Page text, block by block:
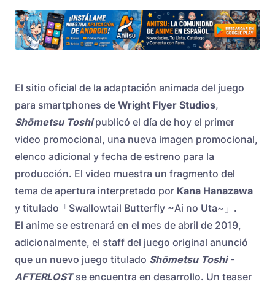
El sitio oficial de la adaptación animada del juego
para smartphones de Wright Flyer Studios,
Shōmetsu Toshipublicó el día de hoy el primer
video promocional, una nueva imagen promocional,
elenco adicional y fecha de estreno para la
producción. El video muestra un fragmento del
tema de apertura interpretado por Kana Hanazawa
y titulado「Swallowtail Butterfly ~Ai no Uta~」.
El anime se estrenará en el mes de abril de 2019,
adicionalmente, el staff del juego original anunció
que un nuevo juego titulado Shōmetsu Toshi -
AFTERLOSTse encuentra en desarrollo. Un teaser